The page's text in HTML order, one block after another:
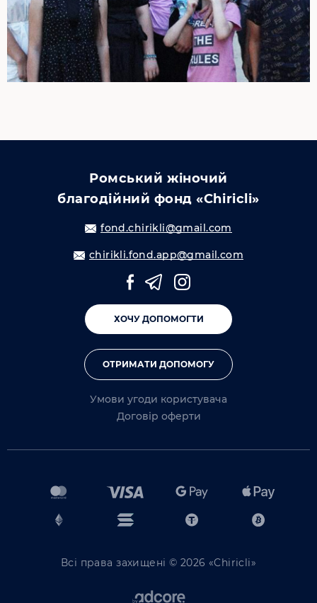
Ромський жіночий
благодійний фонд «Chiricli»
fond.chirikli@gmail.com
chirikli.fond.app@gmail.com
ХОЧУ ДОПОМОГТИ
ОТРИМАТИ ДОПОМОГУ
Умови угоди користувача
Договір оферти
Всі права захищені © 2026 «Chiricli»